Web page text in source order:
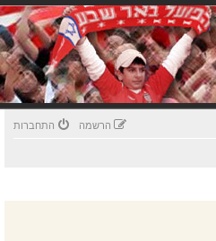
התחברות הרשמה